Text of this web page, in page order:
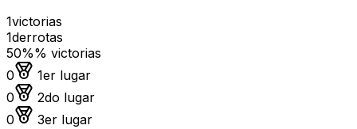
1victorias
1derrotas
50%% victorias
0
Medalla de oro
1er lugar
0
Medalla de plata
2do lugar
0
Medalla de bronce
3er lugar